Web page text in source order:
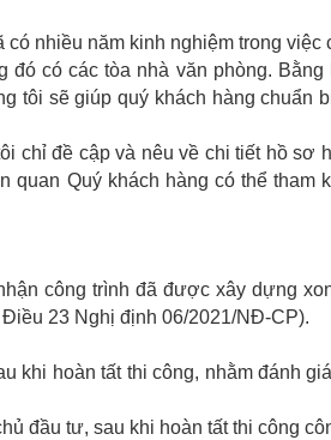
nhiều năm kinh nghiệm trong việc
đó có các tòa nhà văn phòng.
tôi sẽ giúp quý khách hàng chuẩn
chỉ đề cập và nêu về chi tiết hồ sơ
Quý khách hàng có thể tham
công trình đã được xây dựng
23 Nghị định 06/2021/NĐ-CP).
khi hoàn tất thi công, nhằm đánh
đầu tư, sau khi hoàn tất thi công